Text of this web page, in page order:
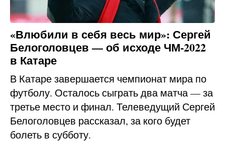
«Влюбили в себя весь мир»: Сергей
Белоголовцев — об исходе ЧМ-2022
в Катаре
В Катаре завершается чемпионат мира по
футболу. Осталось сыграть два матча — за
третье место и финал. Телеведущий Сергей
Белоголовцев рассказал, за кого будет
болеть в субботу.